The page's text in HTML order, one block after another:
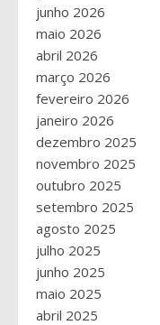
junho 2026
maio 2026
abril 2026
março 2026
fevereiro 2026
janeiro 2026
dezembro 2025
novembro 2025
outubro 2025
setembro 2025
agosto 2025
julho 2025
junho 2025
maio 2025
abril 2025